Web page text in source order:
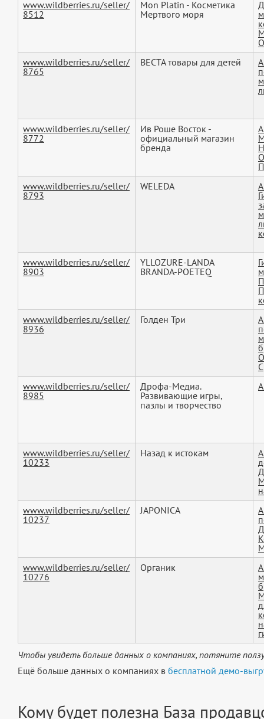
www.wildberries.ru/seller/
8512
Mon Platin - Косметика
Мертвого моря
www.wildberries.ru/seller/
8765
ВЕСТА товары для детей
www.wildberries.ru/seller/
8772
Ив Роше Восток -
официальный магазин
бренда
www.wildberries.ru/seller/
8793
WELEDA
www.wildberries.ru/seller/
8903
YLLOZURE-LANDA
BRANDA-POETEQ
www.wildberries.ru/seller/
8936
Голден Три
www.wildberries.ru/seller/
8985
Дрофа-Медиа.
Развивающие игры,
пазлы и творчество
www.wildberries.ru/seller/
10233
Назад к истокам
www.wildberries.ru/seller/
10237
JAPONICA
www.wildberries.ru/seller/
10276
Органик
Чтобы увидеть больше данных о компаниях, потяните
Ещё больше данных о компаниях в бесплатной демо-
Кому будет полезна База